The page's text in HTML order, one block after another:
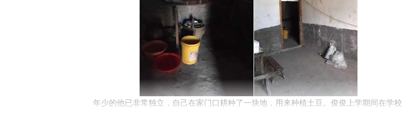
年少的他已非常独立，自己在家门口耕种了一块地，用来种植土豆。俊俊上学期间在学校